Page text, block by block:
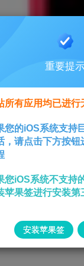
载自动播放全屏
重要提
所有应用均已进行
您的iOS系统支持
，请点击下方按钮
您iOS系统不支持
苹果签进行安装第
安装苹果签